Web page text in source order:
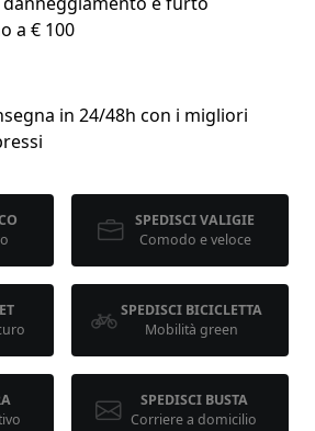
kg
cm
calcola
a € 100
in 24/48h con i migliori
SPEDISCI VALIGIE
Comodo e veloce
SPEDISCI BICICLETTA
Mobilità green
SPEDISCI BUSTA
Corriere a domicilio